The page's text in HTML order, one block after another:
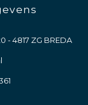
- 4817 ZG BREDA